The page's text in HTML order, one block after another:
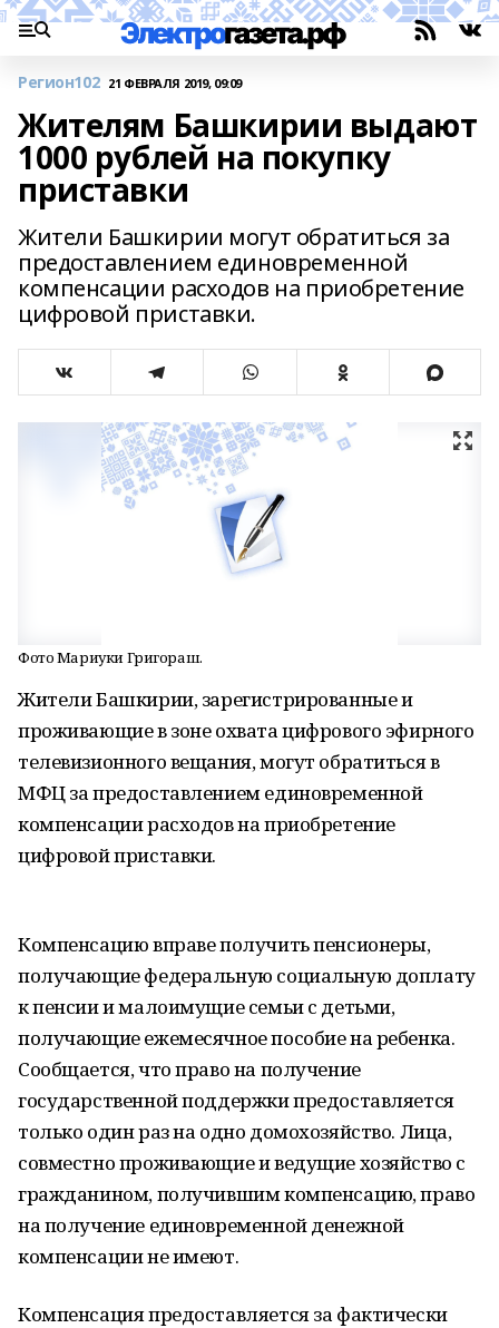
Регион102 21 ФЕВРАЛЯ 2019, 09:09
Жителям Башкирии выдают
1000 рублей на покупку
приставки
Жители Башкирии могут обратиться за
предоставлением единовременной
компенсации расходов на приобретение
цифровой приставки.
Фото Мариуки Григораш.
Жители Башкирии, зарегистрированные и
проживающие в зоне охвата цифрового эфирного
телевизионного вещания, могут обратиться в
МФЦ за предоставлением единовременной
компенсации расходов на приобретение
цифровой приставки.
Компенсацию вправе получить пенсионеры,
получающие федеральную социальную доплату
к пенсии и малоимущие семьи с детьми,
получающие ежемесячное пособие на ребенка.
Сообщается, что право на получение
государственной поддержки предоставляется
только один раз на одно домохозяйство. Лица,
совместно проживающие и ведущие хозяйство с
гражданином, получившим компенсацию, право
на получение единовременной денежной
компенсации не имеют.
Компенсация предоставляется за фактически